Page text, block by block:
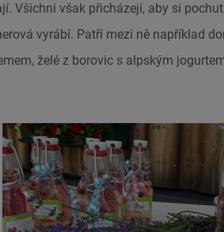
Všichni však přicházejí, aby si
vyrábí. Patří mezi ně například
želé z borovic s alpským